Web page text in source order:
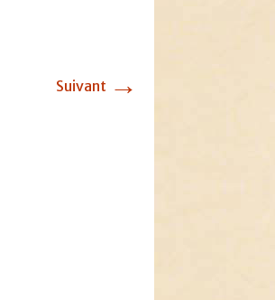
Suivant →